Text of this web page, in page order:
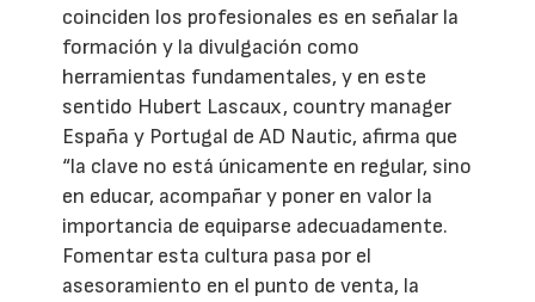
coinciden los profesionales es en señalar la
formación y la divulgación como
herramientas fundamentales, y en este
sentido Hubert Lascaux, country manager
España y Portugal de AD Nautic, afirma que
“la clave no está únicamente en regular, sino
en educar, acompañar y poner en valor la
importancia de equiparse adecuadamente.
Fomentar esta cultura pasa por el
asesoramiento en el punto de venta, la